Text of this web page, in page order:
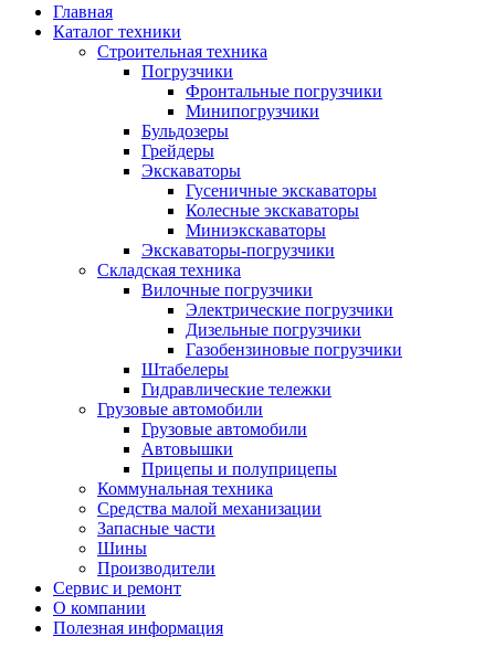
Главная
Каталог техники
Строительная техника
Погрузчики
Фронтальные погрузчики
Минипогрузчики
Бульдозеры
Грейдеры
Экскаваторы
Гусеничные экскаваторы
Колесные экскаваторы
Миниэкскаваторы
Экскаваторы-погрузчики
Складская техника
Вилочные погрузчики
Электрические погрузчики
Дизельные погрузчики
Газобензиновые погрузчики
Штабелеры
Гидравлические тележки
Грузовые автомобили
Грузовые автомобили
Автовышки
Прицепы и полуприцепы
Коммунальная техника
Средства малой механизации
Запасные части
Шины
Производители
Сервис и ремонт
О компании
Полезная информация